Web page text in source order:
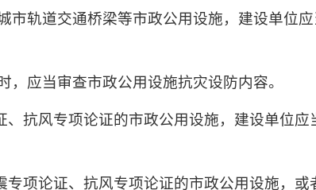
市轨道交通桥梁等市政公用设施，建设单位
应当审查市政公用设施抗灾设防内容。
抗风专项论证的市政公用设施，建设单位
项论证、抗风专项论证的市政公用设施，或